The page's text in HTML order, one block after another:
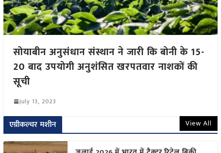
सोयाबीन अनुसंधान संस्थान ने जारी कि बोनी के 15-
20 बाद उपयोगी अनुशंसित खरपतवार नाशकों की
सूची
July 13, 2023
एग्रीकल्चर मशीन View All